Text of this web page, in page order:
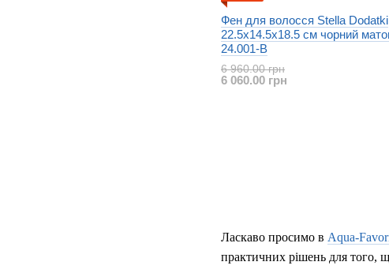
Ласкаво просимо в Aqua-
практичних рішень для того,
Фен для волосся Stella Dodatki
22.5x14.5x18.5 см чорний
24.001-B
6 960.00 грн
6 060.00 грн